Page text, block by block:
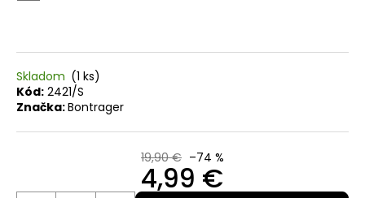
Skladom (1 ks)
Kód: 2421/S
Značka:Bontrager
19,90 € –74 %
4,99 €
č
a
m
PONOŽKY